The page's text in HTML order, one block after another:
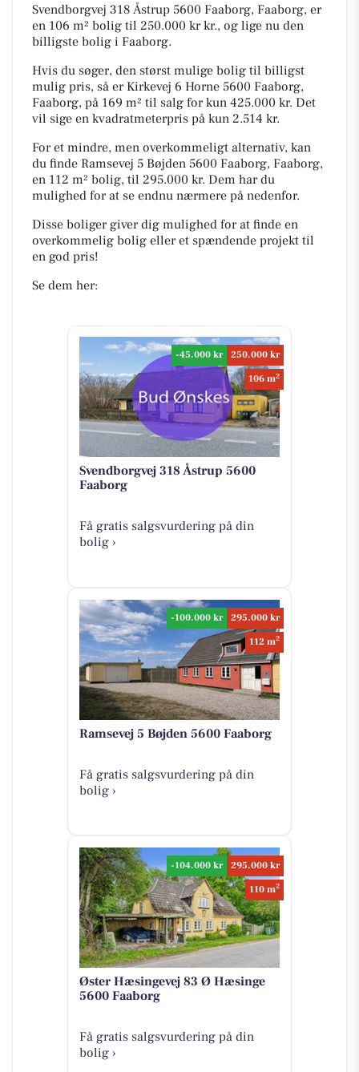
Svendborgvej 318 Åstrup 5600 Faaborg, Faaborg, er
en 106 m² bolig til 250.000 kr kr., og lige nu den
billigste bolig i Faaborg.
Hvis du søger, den størst mulige bolig til billigst
mulig pris, så er Kirkevej 6 Horne 5600 Faaborg,
Faaborg, på 169 m² til salg for kun 425.000 kr. Det
vil sige en kvadratmeterpris på kun 2.514 kr.
For et mindre, men overkommeligt alternativ, kan
du finde Ramsevej 5 Bøjden 5600 Faaborg, Faaborg,
en 112 m² bolig, til 295.000 kr. Dem har du
mulighed for at se endnu nærmere på nedenfor.
Disse boliger giver dig mulighed for at finde en
overkommelig bolig eller et spændende projekt til
en god pris!
Se dem her:
-45.000 kr
250.000 kr
106 m2
Svendborgvej 318 Åstrup 5600
Faaborg
Få gratis salgsvurdering på din
bolig ›
-100.000 kr
295.000 kr
112 m2
Ramsevej 5 Bøjden 5600 Faaborg
Få gratis salgsvurdering på din
bolig ›
-104.000 kr
295.000 kr
110 m2
Øster Hæsingevej 83 Ø Hæsinge
5600 Faaborg
Få gratis salgsvurdering på din
bolig ›